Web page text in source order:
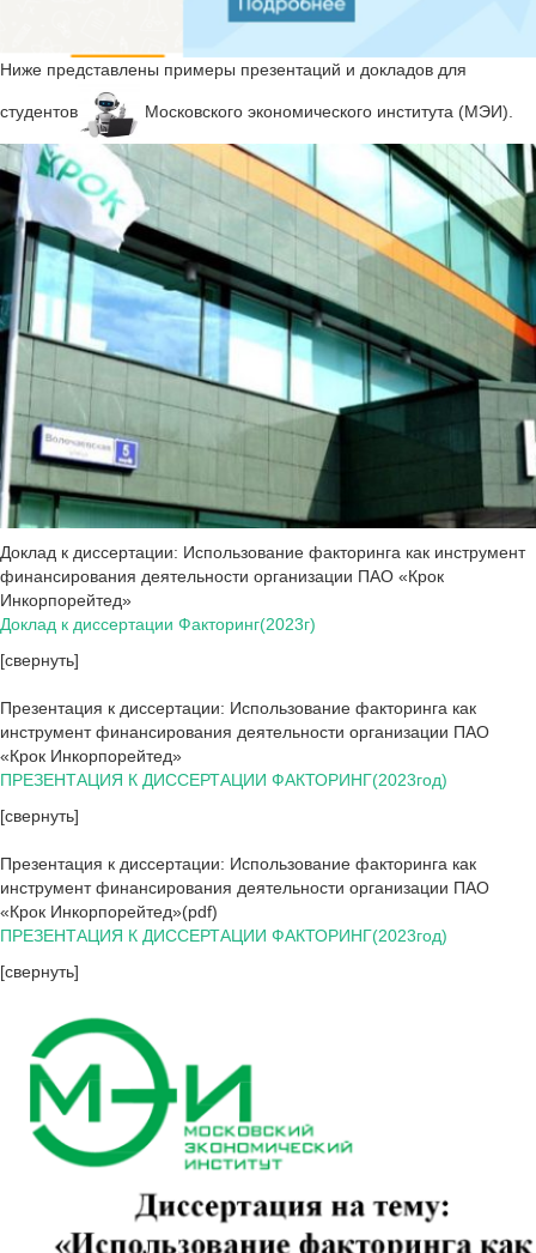
Ниже представлены примеры презентаций и докладов для
студентов Московского экономического института (МЭИ).
Доклад к диссертации: Использование факторинга как инструмент
финансирования деятельности организации ПАО «Крок
Инкорпорейтед»
Доклад к диссертации Факторинг(2023г)
[свернуть]
Презентация к диссертации: Использование факторинга как
инструмент финансирования деятельности организации ПАО
«Крок Инкорпорейтед»
ПРЕЗЕНТАЦИЯ К ДИССЕРТАЦИИ ФАКТОРИНГ(2023год)
[свернуть]
Презентация к диссертации: Использование факторинга как
инструмент финансирования деятельности организации ПАО
«Крок Инкорпорейтед»(pdf)
ПРЕЗЕНТАЦИЯ К ДИССЕРТАЦИИ ФАКТОРИНГ(2023год)
[свернуть]